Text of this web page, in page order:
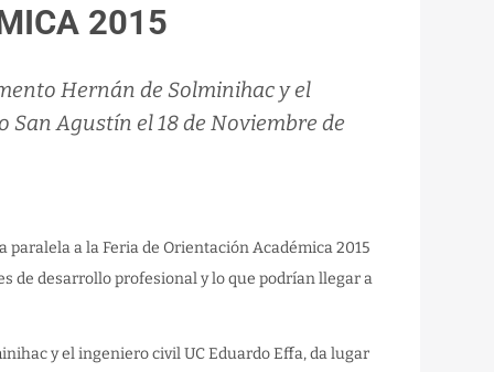
2015
Hernán de Solminihac y el
Agustín el 18 de Noviembre de
a la Feria de Orientación Académica 2015
de desarrollo profesional y lo que podrían llegar a
y el ingeniero civil UC Eduardo Effa, da lugar